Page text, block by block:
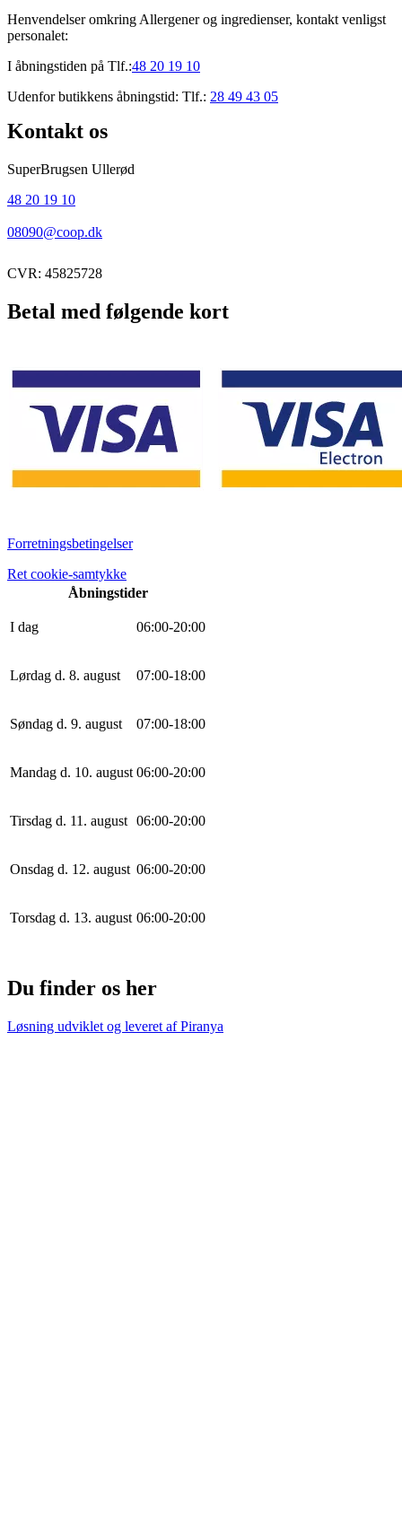
Henvendelser omkring Allergener og ingredienser, kontakt venligst
personalet:
I åbningstiden på Tlf.:48 20 19 10
Udenfor butikkens åbningstid: Tlf.: 28 49 43 05
Kontakt os
SuperBrugsen Ullerød
48 20 19 10
08090@coop.dk
CVR: 45825728
Betal med følgende kort
Forretningsbetingelser
Ret cookie-samtykke
Åbningstider
I dag 06:00-20:00
Lørdag d. 8. august 07:00-18:00
Søndag d. 9. august 07:00-18:00
Mandag d. 10. august 06:00-20:00
Tirsdag d. 11. august 06:00-20:00
Onsdag d. 12. august 06:00-20:00
Torsdag d. 13. august 06:00-20:00
Du finder os her
Løsning udviklet og leveret afPiranya